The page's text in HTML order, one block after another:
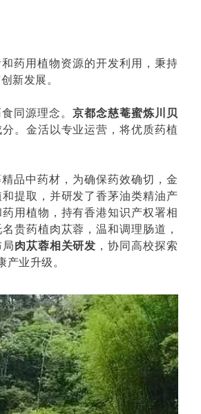
药用植物资源的开发利用，秉持
新发展。
同源理念。京都念慈菴蜜炼川贝
。金活以专业运营，将优质药植
品中药材，为确保药效确切，金
提取，并研发了香茅油类精油产
用植物，持有香港知识产权署相
贵药植肉苁蓉，温和调理肠道，
肉苁蓉相关研发 ，协同高校探索
业升级。